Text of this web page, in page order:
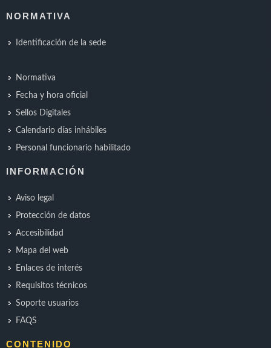
NORMATIVA
Identificación de la sede
Normativa
Fecha y hora oficial
Sellos Digitales
Calendario días inhábiles
Personal funcionario habilitado
INFORMACIÓN
Aviso legal
Protección de datos
Accesibilidad
Mapa del web
Enlaces de interés
Requisitos técnicos
Soporte usuarios
FAQS
CONTENIDO